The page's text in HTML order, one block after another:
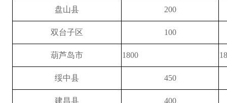
盘山县 200
双台子区 100
葫芦岛市 1800
绥中县 450
建昌县 400